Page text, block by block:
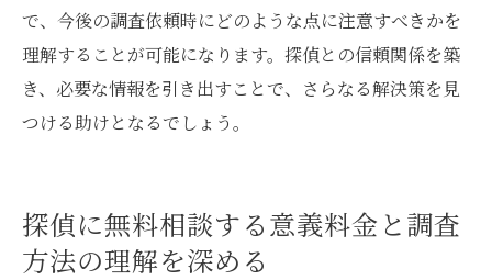
で、今後の調査依頼時にどのような点に注意すべきかを
理解することが可能になります。探偵との信頼関係を築
き、必要な情報を引き出すことで、さらなる解決策を見
つける助けとなるでしょう。
探偵に無料相談する意義料金と調査
方法の理解を深める